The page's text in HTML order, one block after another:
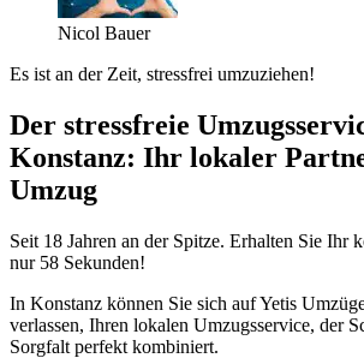
Nicol Bauer
Es ist an der Zeit, stressfrei umzuziehen!
Der stressfreie
Konstanz: Ihr lokaler
Umzug
Seit 18 Jahren an der Spitze. Erhalten Sie Ihr
nur 58 Sekunden!
In Konstanz können Sie sich auf Yetis
verlassen, Ihren lokalen Umzugsservice, der
Sorgfalt perfekt kombiniert.